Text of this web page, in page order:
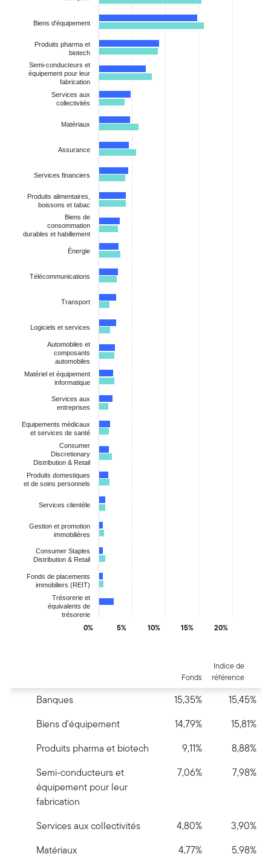
Bar chart with 2 data series.
The chart has 1 X axis displaying categories.
The chart has 1 Y axis displaying values. Data ranges from
Biens d'équipement
Produits pharma et
biotech
Semi-conducteurs et
équipement pour leur
fabrication
Services aux
collectivités
Matériaux
Assurance
Services financiers
Produits alimentaires,
boissons et tabac
Biens de
consommation
durables et habillement
Énergie
Télécommunications
Transport
Logiciels et services
Automobiles et
composants
automobiles
Matériel et équipement
informatique
Services aux
entreprises
Equipements médicaux
et services de santé
Consumer
Discretionary
Distribution & Retail
Produits domestiques
et de soins personnels
Services clientèle
Gestion et promotion
immobilières
Consumer Staples
Distribution & Retail
Fonds de placements
immobiliers (REIT)
Trésorerie et
équivalents de
trésorerie
0% 10%
5% 15% 20%
Fonds
Indice de
référence
Banques 15,35%
15,45%
Biens d'équipement
14,79%
15,81%
Produits pharma et biotech
9,11%
8,88%
Semi-conducteurs et
équipement pour leur
fabrication
7,06% 7,98%
Services aux collectivités 4,80%
3,90%
Matériaux
4,77% 5,98%